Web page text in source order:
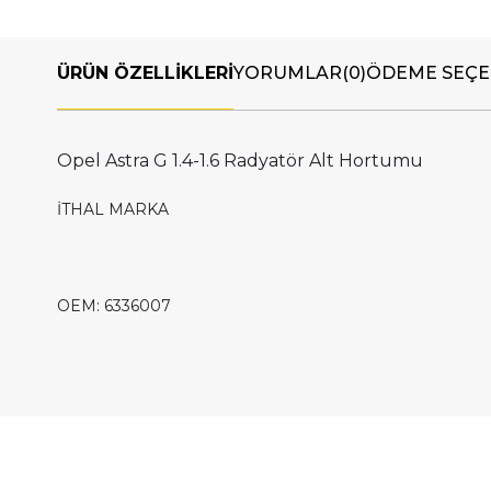
ÜRÜN ÖZELLIKLERIYORUMLAR(0)ÖDEME
Opel Astra G 1.4-1.6 Radyatör Alt Hortumu
İTHAL MARKA
OEM: 6336007